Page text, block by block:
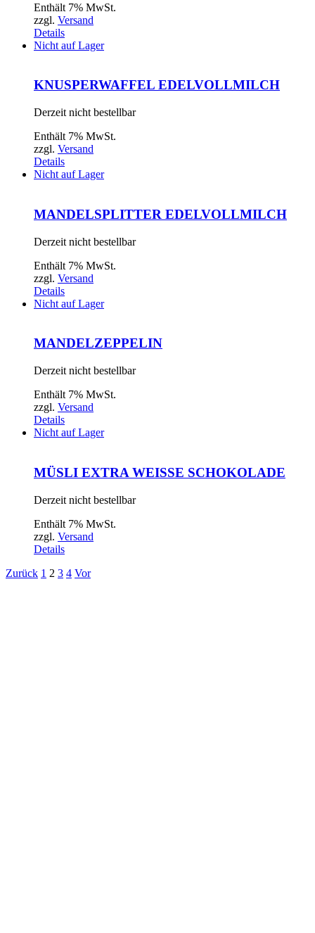
Enthält 7% MwSt.
zzgl. Versand
Details
Nicht auf Lager
KNUSPERWAFFEL EDELVOLLMILCH
Derzeit nicht bestellbar
Enthält 7% MwSt.
zzgl. Versand
Details
Nicht auf Lager
MANDELSPLITTER EDELVOLLMILCH
Derzeit nicht bestellbar
Enthält 7% MwSt.
zzgl. Versand
Details
Nicht auf Lager
MANDELZEPPELIN
Derzeit nicht bestellbar
Enthält 7% MwSt.
zzgl. Versand
Details
Nicht auf Lager
MÜSLI EXTRA WEISSE SCHOKOLADE
Derzeit nicht bestellbar
Enthält 7% MwSt.
zzgl. Versand
Details
Zurück 1 2 3 4 Vor